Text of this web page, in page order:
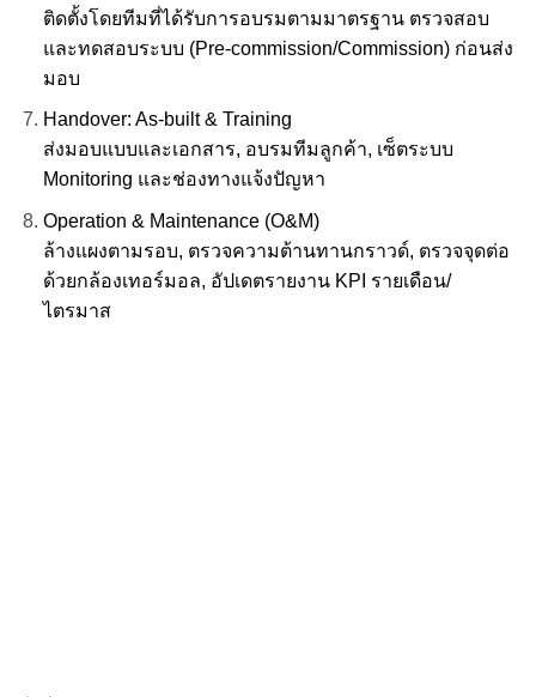
ติดตั้งโดยทีมที่ได้รับการอบรมตามมาตรฐาน ตรวจสอบ
และทดสอบระบบ (Pre-commission/Commission) ก่อนส่ง
มอบ
Handover: As-built & Training
ส่งมอบแบบและเอกสาร, อบรมทีมลูกค้า, เซ็ตระบบ
Monitoring และช่องทางแจ้งปัญหา
Operation & Maintenance (O&M)
ล้างแผงตามรอบ, ตรวจความต้านทานกราวด์, ตรวจจุดต่อ
ด้วยกล้องเทอร์มอล, อัปเดตรายงาน KPI รายเดือน/
ไตรมาส